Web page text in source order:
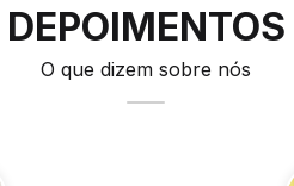
DEPOIMENTOS
O que dizem sobre nós